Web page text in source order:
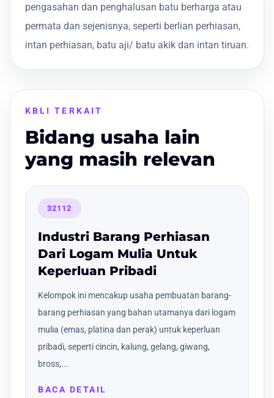
pengasahan dan penghalusan batu berharga atau
permata dan sejenisnya, seperti berlian perhiasan,
intan perhiasan, batu aji/ batu akik dan intan tiruan.
KBLI TERKAIT
Bidang usaha lain
yang masih relevan
32112
Industri Barang Perhiasan
Dari Logam Mulia Untuk
Keperluan Pribadi
Kelompok ini mencakup usaha pembuatan barang-
barang perhiasan yang bahan utamanya dari logam
mulia (emas, platina dan perak) untuk keperluan
pribadi, seperti cincin, kalung, gelang, giwang,
bross,...
BACA DETAIL